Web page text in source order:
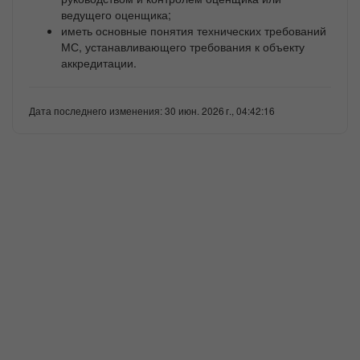
ведущего оценщика;
иметь основные понятия технических требований
МС, устанавливающего требования к объекту
аккредитации.
Дата последнего изменения: 30 июн. 2026 г., 04:42:16